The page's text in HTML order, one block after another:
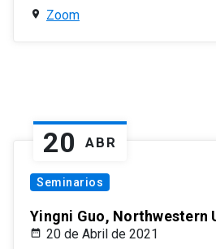
Zoom
20 ABR
Seminarios
Yingni Guo, Northwestern
20 de Abril de 2021